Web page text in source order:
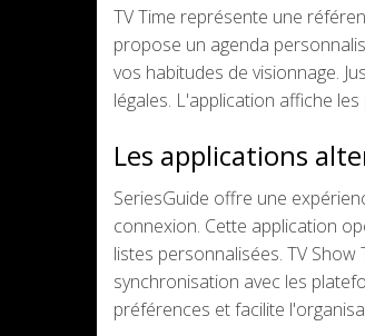
TV Time représente une
propose un agenda
vos habitudes de visionnage.
légales. L'application affiche
Les applications
SeriesGuide offre une
connexion. Cette application
listes personnalisées. TV
synchronisation avec les
préférences et facilite